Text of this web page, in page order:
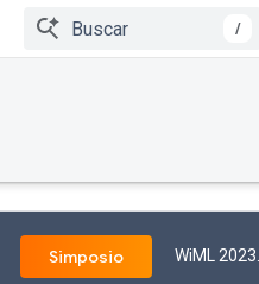
/
Simposio WiML 2023.